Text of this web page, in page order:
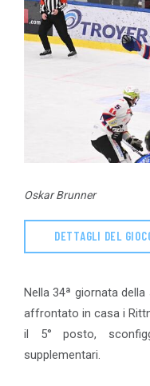
Oskar Brunner
DETTAGLI DEL
Nella 34ª giornata
affrontato in casa i
il 5° posto,
supplementari.